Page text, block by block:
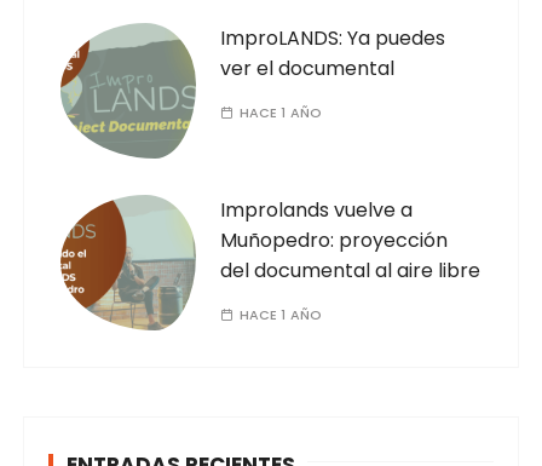
ImproLANDS: Ya puedes
ver el documental
HACE 1 AÑO
Improlands vuelve a
Muñopedro: proyección
del documental al aire libre
HACE 1 AÑO